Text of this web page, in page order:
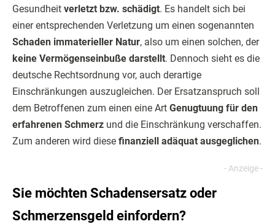
Gesund­heit verletzt bzw. schädigt. Es handelt sich bei
einer entsprechenden Verletzung um einen sogenannten
Schaden immaterieller Natur, also um einen solchen, der
keine Vermögenseinbuße darstellt. Dennoch sieht es die
deutsche Rechts­ordnung vor, auch derartige
Einschränkungen auszugleichen. Der Ersatzanspruch soll
dem Betroffenen zum einen eine Art Genugtuung für den
erfahrenen Schmerz und die Einschränkung verschaffen.
Zum anderen wird diese finanziell adäquat ausgeglichen.
Sie möchten Schadensersatz oder
Schmerzensgeld einfordern?